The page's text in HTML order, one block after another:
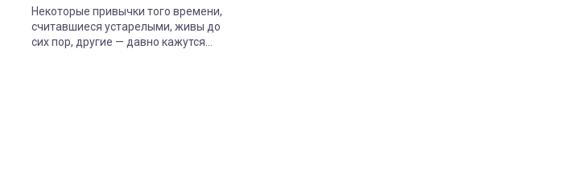
Некоторые привычки того времени,
считавшиеся устарелыми, живы до
сих пор, другие — давно кажутся